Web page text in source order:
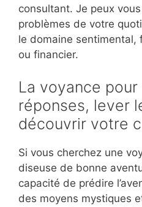
consultant. Je peux
problèmes de votre
le domaine sentimental,
ou financier.
La voyance
réponses, lever
découvrir votre
Si vous cherchez une
diseuse de bonne
capacité de prédire
des moyens mystiques